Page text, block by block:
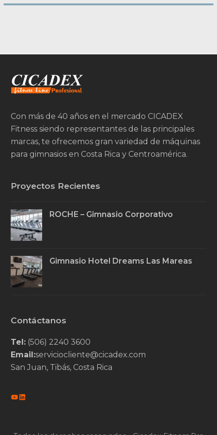
Con más de 40 años en el mercado CICADEX
Fitness siendo representantes de las principales
marcas, te ofrecemos gran variedad de máquinas
para gimnasios en Costa Rica y Centroamérica.
Proyectos Recientes
ROCHE – Gimnasio Corporativo
Gimnasio Hotel Dreams Las Mareas
Contáctanos
Tel: (506) 2240 3600
Email:serviciocliente@cicadex.com
San Juan, Tibás, Costa Rica
YouTube
LinkedIn